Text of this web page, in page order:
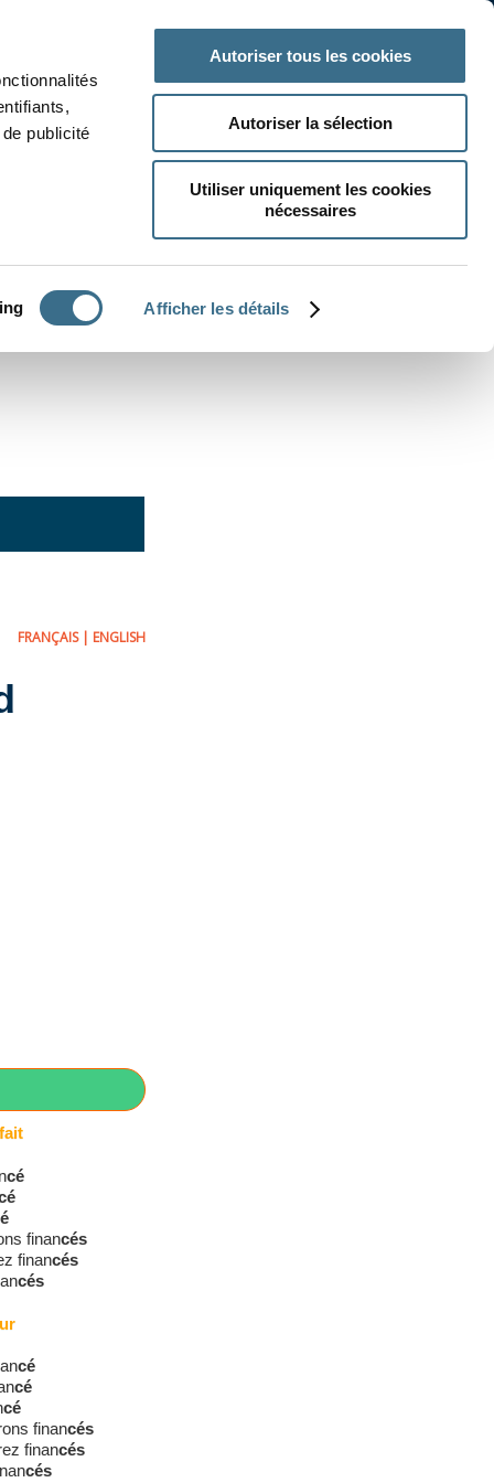
publicité
Afficher les détails
Autoriser tous les cookies
Autoriser la sélection
Utiliser uniquement les cookies
nécessaires
FRANÇAIS| ENGLISH
cé
financés
financés
cés
cé
cé
cé
financés
financés
cés